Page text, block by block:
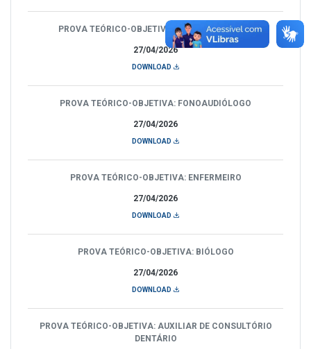
27/04/2026
PROVA TEÓRICO-OBJETIVA: MÉDICO PEDIATRA
DOWNLOAD
27/04/2026
PROVA TEÓRICO-OBJETIVA: FONOAUDIÓLOGO
DOWNLOAD
27/04/2026
PROVA TEÓRICO-OBJETIVA: ENFERMEIRO
DOWNLOAD
27/04/2026
PROVA TEÓRICO-OBJETIVA: BIÓLOGO
DOWNLOAD
PROVA TEÓRICO-OBJETIVA: AUXILIAR DE CONSULTÓRIO
DENTÁRIO